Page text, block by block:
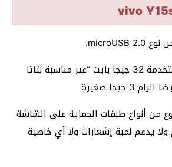
مساحة التخزين المستخدمة 32 جيجا بايت “غير مناسبة بتاتا
جيجا صغيرة
من أنواع طبقات الحماية على الشاشة
يدعم لمبة إشعارات ولا أي خاصية